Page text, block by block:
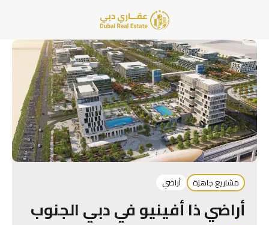
مشاريع جاهزة أراضي
أراضي ذا أفينيو في دبي الجنوب